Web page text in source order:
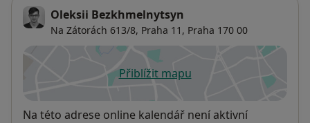
Oleksii Bezkhmelnytsyn
Na Zátorách 613/8, Praha 11 , Praha 170 00
Přiblížit mapuse otevře v nové záložce
Dostupnost
Na této adrese online kalendář není aktivní